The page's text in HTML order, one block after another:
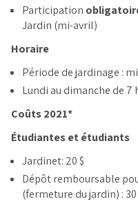
Participation
Jardin (mi-avril)
Horaire
Période de jardinage :
Lundi au dimanche de 7
Coûts 2021*
Étudiantes et étudiants
Jardinet: 20 $
Dépôt remboursable
(fermeture du jardin) : 30